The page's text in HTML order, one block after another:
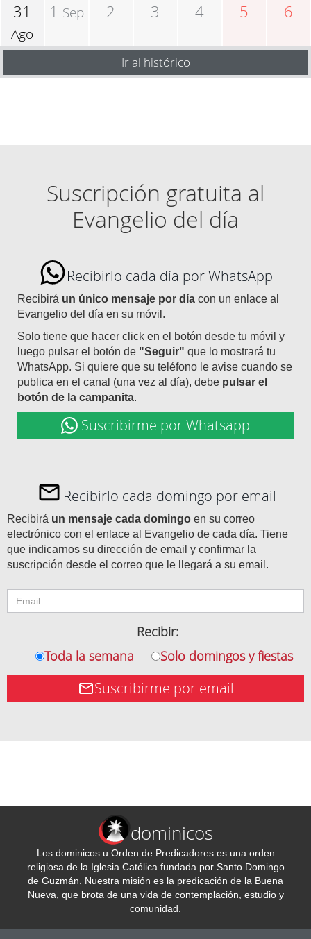
31
Ago
1 Sep 2 3 4 5 6
Ir al histórico
Suscripción gratuita al
Evangelio del día
Recibirlo cada día por WhatsApp
Recibirá un único mensaje por día con un enlace al
Evangelio del día en su móvil.
Solo tiene que hacer click en el botón desde tu móvil y
luego pulsar el botón de "Seguir" que lo mostrará tu
WhatsApp. Si quiere que su teléfono le avise cuando se
publica en el canal (una vez al día), debe pulsar el
botón de la campanita.
Suscribirme por Whatsapp
Recibirlo cada domingo por email
Recibirá un mensaje cada domingo en su correo
electrónico con el enlace al Evangelio de cada día. Tiene
que indicarnos su dirección de email y confirmar la
suscripción desde el correo que le llegará a su email.
Recibir:
Toda la semana
Solo domingos y fiestas
Suscribirme por email
dominicos
Los dominicos u Orden de Predicadores es una orden
religiosa de la Iglesia Católica fundada por Santo Domingo
de Guzmán. Nuestra misión es la predicación de la Buena
Nueva, que brota de una vida de contemplación, estudio y
comunidad.